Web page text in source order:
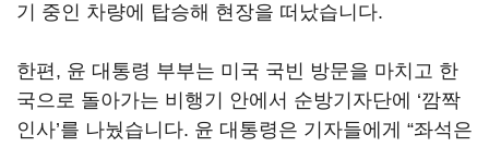
기 중인 차량에 탑승해 현장을 떠났습니다.
한편, 윤 대통령 부부는 미국 국빈 방문을 마치고 한
국으로 돌아가는 비행기 안에서 순방기자단에 ‘깜짝
인사’를 나눴습니다. 윤 대통령은 기자들에게 “좌석은